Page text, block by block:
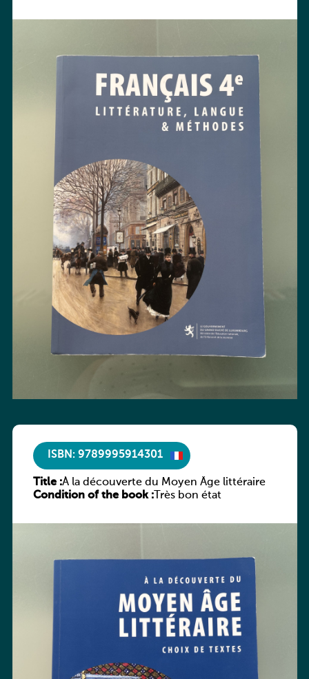
ISBN: 9789995914301
Title :À la découverte du Moyen Âge littéraire
Condition of the book :Très bon état